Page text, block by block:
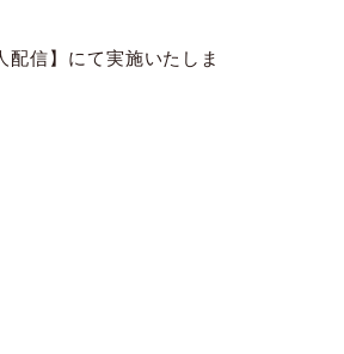
信】にて実施いたしま